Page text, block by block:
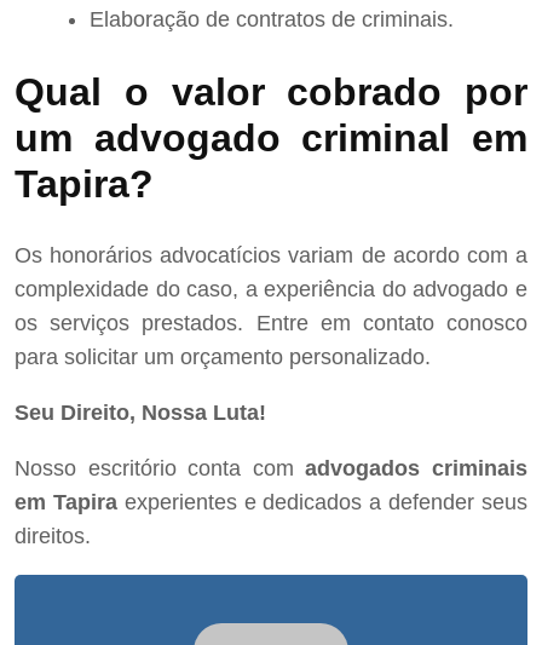
Elaboração de contratos de criminais.
Qual o valor cobrado por
um advogado criminal em
Tapira?
Os honorários advocatícios variam de acordo com a
complexidade do caso, a experiência do advogado e
os serviços prestados. Entre em contato conosco
para solicitar um orçamento personalizado.
Seu Direito, Nossa Luta!
Nosso escritório conta comadvogados criminais
em Tapiraexperientes e dedicados a defender seus
direitos.